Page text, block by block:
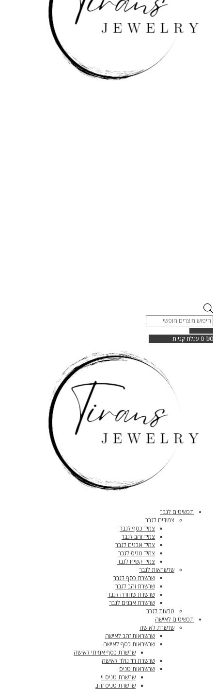
Products
search
₪0
0 עגלת קניות
תכשיטים לגבר
צמידים לגבר
צמיד כסף לגבר
צמיד זהב לגבר
צמיד אבנים לגבר
צמיד טניס לגבר
צמיד קשיח לגבר
שרשראות לגבר
שרשרת כסף לגבר
שרשרת זהב לגבר
שרשרת שחורה לגבר
שרשרת אבנים לגבר
טבעות לגבר
תכשיטים לאישה
שרשרת לאישה
שרשראות זהב לאישה
שרשראות כסף לאישה
שרשרת כסף אמיתי לאישה
שרשרת רוז גולד לאישה
שרשראות טניס
שרשרת טניס וי
שרשרת טניס זהב